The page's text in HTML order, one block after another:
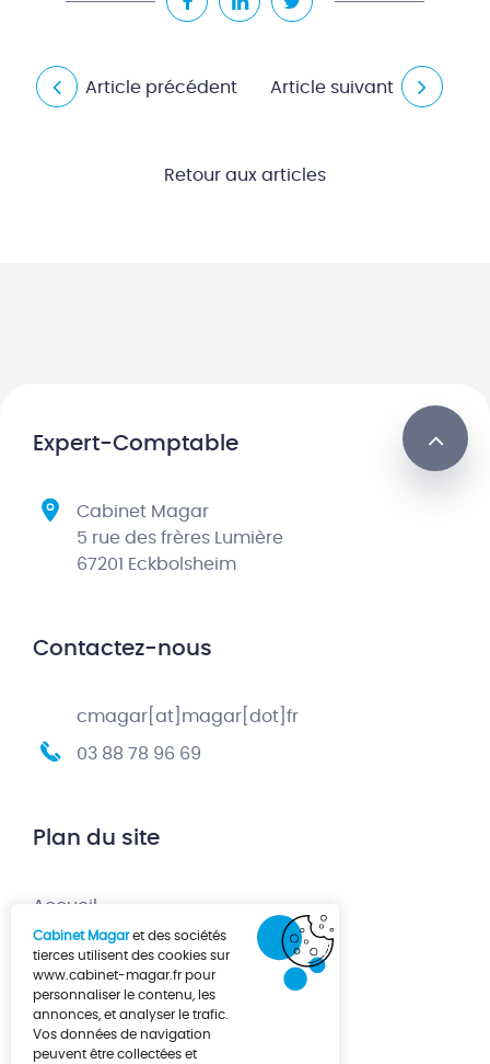
Article précédent Article suivant
Retour aux articles
Expert-Comptable
Cabinet Magar
5 rue des frères Lumière
67201 Eckbolsheim
Contactez-nous
cmagar[at]magar[dot]fr
03 88 78 96 69
Plan du site
Accueil
Création d’entreprise
Développement d’entreprise
À propos
Actualités
Cabinet Magaret des sociétés
tierces utilisent des cookies sur
www.cabinet-magar.frpour
personnaliser le contenu, les
annonces, et analyser le trafic.
Vos données de navigation
peuvent être collectées et